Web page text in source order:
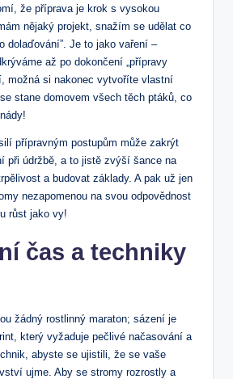
že příprava je krok s vysokou
nějaký projekt, snažím se udělat co
dolaďování”. Je to jako vaření –
až po dokončení „přípravy
možná si nakonec vytvoříte vlastní
stane domovem všech těch ptáků, co
přípravným postupům může zakrýt
při údržbě, a to jistě zvýší šance na
a budovat základy. A pak už jen
nezapomenou na svou odpovědnost
růst jako vy!
čas a techniky
žádný rostlinný maraton; sázení je
který vyžaduje pečlivé načasování a
abyste se ujistili, že se vaše
ujme. Aby se stromy rozrostly a